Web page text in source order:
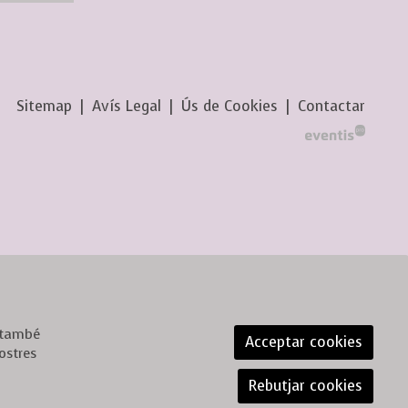
Sitemap Avís Legal Ús de Cookies Contactar
Acceptar cookies
Rebutjar cookies